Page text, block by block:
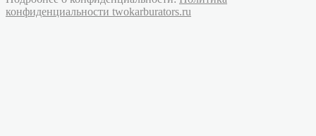
конфиденциальности twokarburators.ru